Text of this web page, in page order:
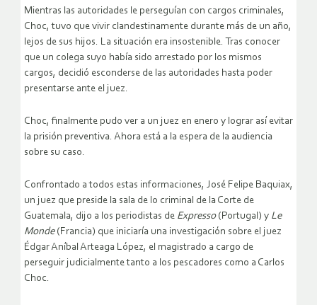
Mientras las autoridades le perseguían con cargos criminales,
Choc, tuvo que vivir clandestinamente durante más de un año,
lejos de sus hijos. La situación era insostenible. Tras conocer
que un colega suyo había sido arrestado por los mismos
cargos, decidió esconderse de las autoridades hasta poder
presentarse ante el juez.
Choc, finalmente pudo ver a un juez en enero y lograr así evitar
la prisión preventiva. Ahora está a la espera de la audiencia
sobre su caso.
Confrontado a todos estas informaciones, José Felipe Baquiax,
un juez que preside la sala de lo criminal de la Corte de
Guatemala, dijo a los periodistas de Expresso(Portugal) y Le
Monde (Francia) que iniciaría una investigación sobre el juez
Édgar Aníbal Arteaga López, el magistrado a cargo de
perseguir judicialmente tanto a los pescadores como a Carlos
Choc.